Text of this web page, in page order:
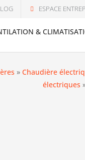
ESPACE
&
» Chaudière
électriques